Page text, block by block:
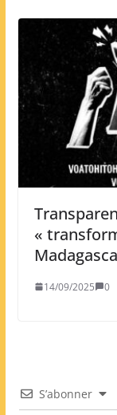
«
14/09/2025 0
S’abonner